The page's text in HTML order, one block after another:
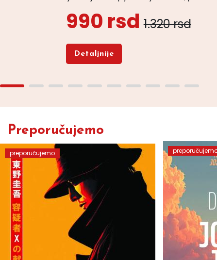
990 rsd 1.320 rsd
Detaljnije
Preporučujemo
preporučujemo